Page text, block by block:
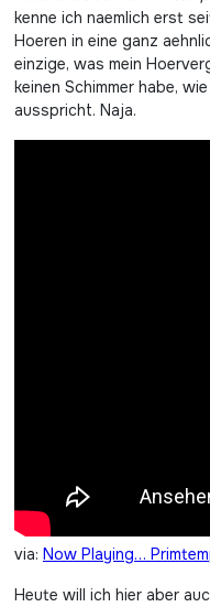
kenne ich naemlich erst
Hoeren in eine ganz
einzige, was mein
keinen Schimmer habe,
ausspricht. Naja.
via: Now Playing…
Heute will ich hier aber